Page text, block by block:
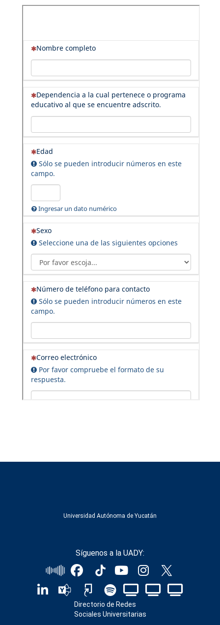
Universidad Autónoma de Yucatán
Síguenos a la UADY:
Directorio de Redes
Sociales Universitarias